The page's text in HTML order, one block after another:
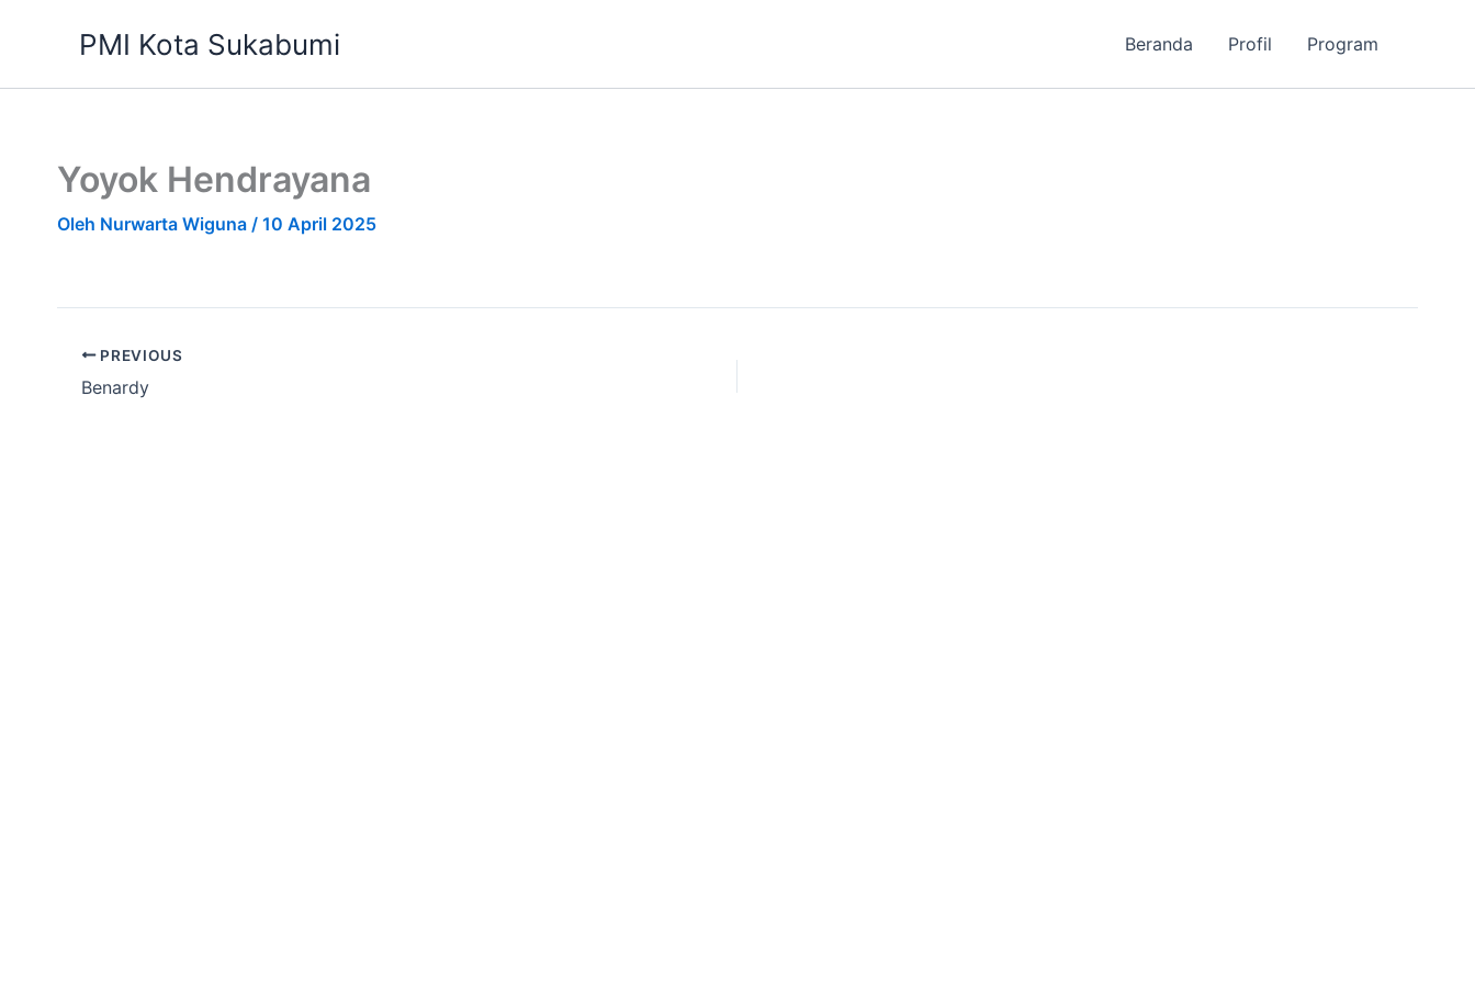
PMI Kota Sukabumi Beranda Profil Program
Yoyok Hendrayana
Oleh Nurwarta Wiguna / 10 April 2025
PREVIOUS
Benardy